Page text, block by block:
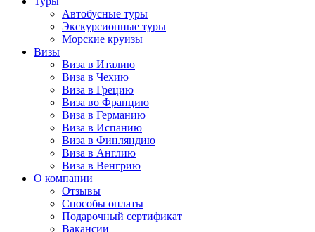
Автобусные туры
Экскурсионные туры
Морские круизы
Визы
Виза в Италию
Виза в Чехию
Виза в Грецию
Виза во Францию
Виза в Германию
Виза в Испанию
Виза в Финляндию
Виза в Англию
Виза в Венгрию
О компании
Отзывы
Способы оплаты
Подарочный сертификат
Вакансии